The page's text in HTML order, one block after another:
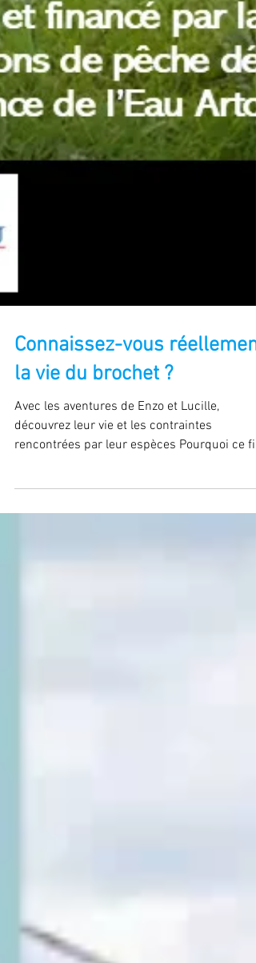
Connaissez-vous réellement
la vie du brochet ?
Avec les aventures de Enzo et Lucille,
découvrez leur vie et les contraintes
? Le brochet,...